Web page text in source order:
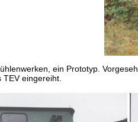
ein Prototyp.
eingereiht.